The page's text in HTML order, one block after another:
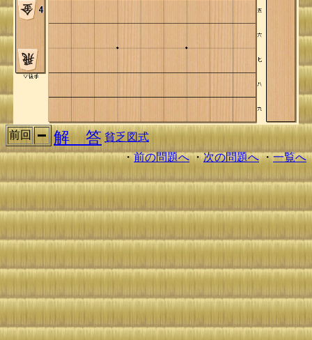
前回 解 答 貧乏図式
・前の問題へ・次の問題へ・一覧へ